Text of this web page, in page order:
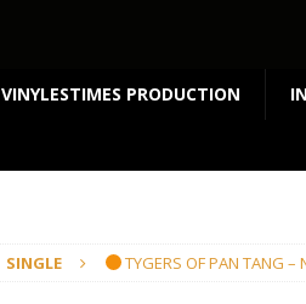
VINYLESTIMES PRODUCTION
SINGLE TYGERS OF PAN TANG